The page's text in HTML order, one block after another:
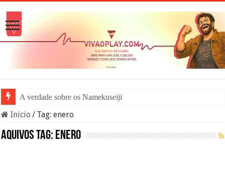
A verdade sobre os Namekuseijins – DRAGO
Início / Tag:enero
Aquivos tag: enero